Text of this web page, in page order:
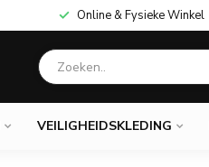
Online & Fysieke Winkel
VEILIGHEIDSKLEDING